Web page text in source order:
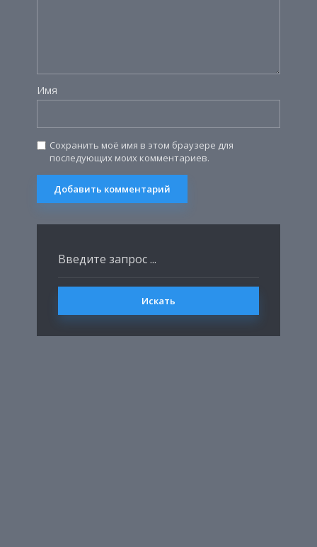
Имя
Сохранить моё имя в этом браузере для
последующих моих комментариев.
Искать